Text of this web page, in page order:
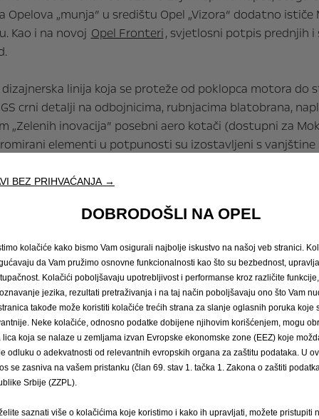
„munja” u središtu Opel „Vizora“ dodatno
Kao i na novoj Opel Fronteri, svjetlosni potpis prednjih
dizajnerska linija koja se proteže od poklopca motora
crni detalji na odbojnicima, rubnjacima blatobrana,
„Zelenih inovacija” posebni aero kotači (dostupni za
elementi u potpunosti su izostavljeni s vanjštine
nove Mokke sjaji novim sjajem
resursa u unutrašnjosti vozila. Sve tkanine izrađene
je pozornosti. Novi volan, plosnatijeg oblika s gornje i
Vizor dizajna u kabinu.
mat srebrnoj nijansi jasnija je nego ikad prije.
Stoga dizajn kokpita izgleda svježije i privlačnije, kao
vožnje (na Mokki Electric i varijantama s
BEZ PRIHVAĆANJA →
DOBRODOŠLI NA OPEL
kolačiće kako bismo Vam osigurali najbolje iskustvo na našoj veb stranici.
da Vam pružimo osnovne funkcionalnosti kao što su bezbednost,
Kolačići poboljšavaju upotrebljivost i performanse kroz različite
jezika, rezultati pretraživanja i na taj način poboljšavaju ono što Vam
takođe može koristiti kolačiće trećih strana za slanje oglasnih poruka koje
Neke kolačiće, odnosno podatke dobijene njihovim korišćenjem, mogu
lica koja se nalaze u zemljama izvan Evropske ekonomske zone (EEZ) koje
odluku o adekvatnosti od relevantnih evropskih organa za zaštitu podataka. U
se zasniva na vašem pristanku (član 69. stav 1. tačka 1. Zakona o zaštiti
Srbije (ZZPL).
saznati više o kolačićima koje koristimo i kako ih upravljati, možete pristupiti